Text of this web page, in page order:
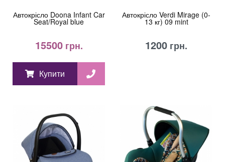
Автокрісло Doona Infant Car
Seat/Royal blue
15500грн.
Купити
Автокрісло Verdi Mirage (0-
13 кг) 09 mint
1200 грн.